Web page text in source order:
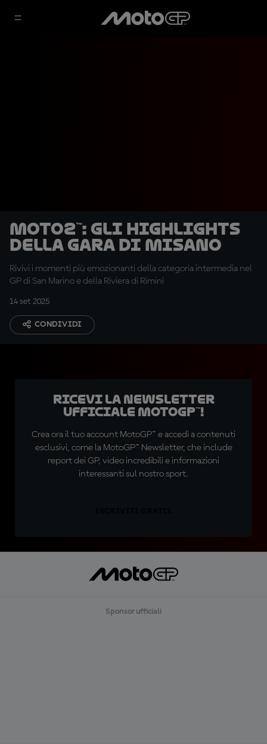
Moto2™: gli highlights
della gara di Misano
Rivivi i momenti più emozionanti della categoria intermedia nel
GP di San Marino e della Riviera di Rimini
14 set 2025
CONDIVIDI
Ricevi la newsletter
ufficiale MotoGP™!
Crea ora il tuo account MotoGP™ e accedi a contenuti
esclusivi, come la MotoGP™ Newsletter, che include
report dei GP, video incredibili e informazioni
interessanti sul nostro sport.
Sponsor ufficiali